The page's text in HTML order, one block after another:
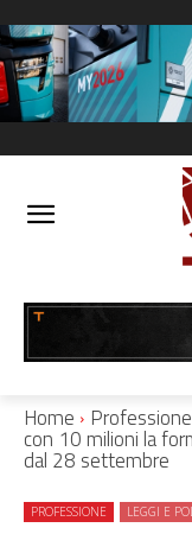
Home Professione
con 10 milioni la
dal 28 settembre
PROFESSIONE LEGGI E